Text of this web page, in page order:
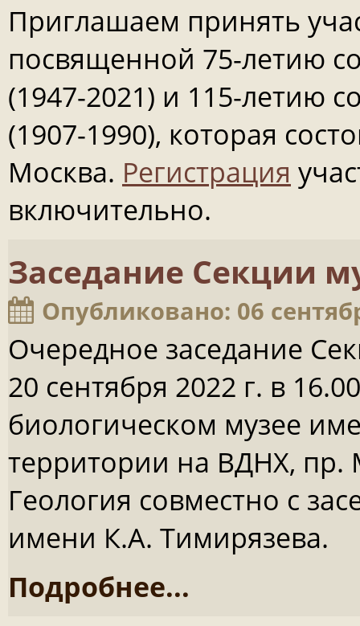
Приглашаем принять
посвященной 75-летию
(1947-2021) и 115-летию
(1907-1990), которая
Москва. Регистрация
включительно.
Заседание Секции
Опубликовано: 06
Очередное заседание
20 сентября 2022 г. в
биологическом музее
территории на ВДНХ,
Геология совместно с
имени К.А. Тимирязева.
Подробнее...